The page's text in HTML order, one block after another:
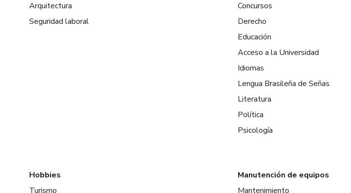
Arquitectura
Seguridad laboral
Concursos
Derecho
Educación
Acceso a la Universidad
Idiomas
Lengua Brasileña de Señas
Literatura
Política
Psicología
Hobbies
Turismo
Manutención de equipos
Mantenimiento